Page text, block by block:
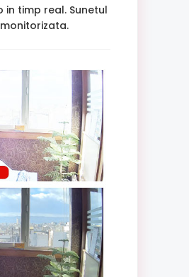
timp real. Sunetul